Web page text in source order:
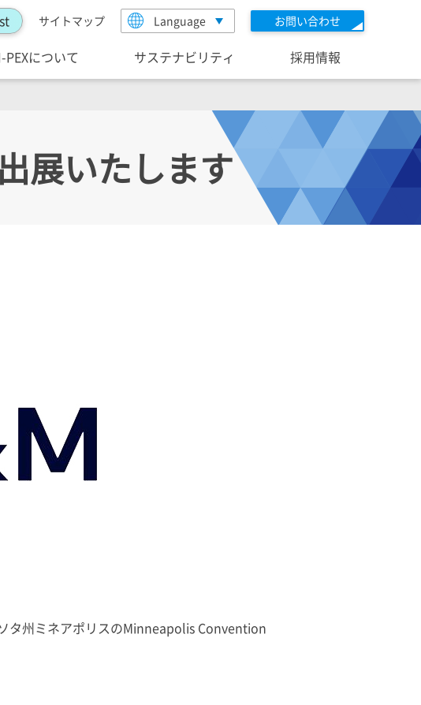
サイトマップ Language お問い合わせ
PEXについて サステナビリティ 採用情報
展いたします
タ州ミネアポリスのMinneapolis Convention